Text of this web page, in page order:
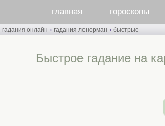
главная гороскопы
гадания онлайн › гадания ленорман › быстрые
Быстрое гадание на